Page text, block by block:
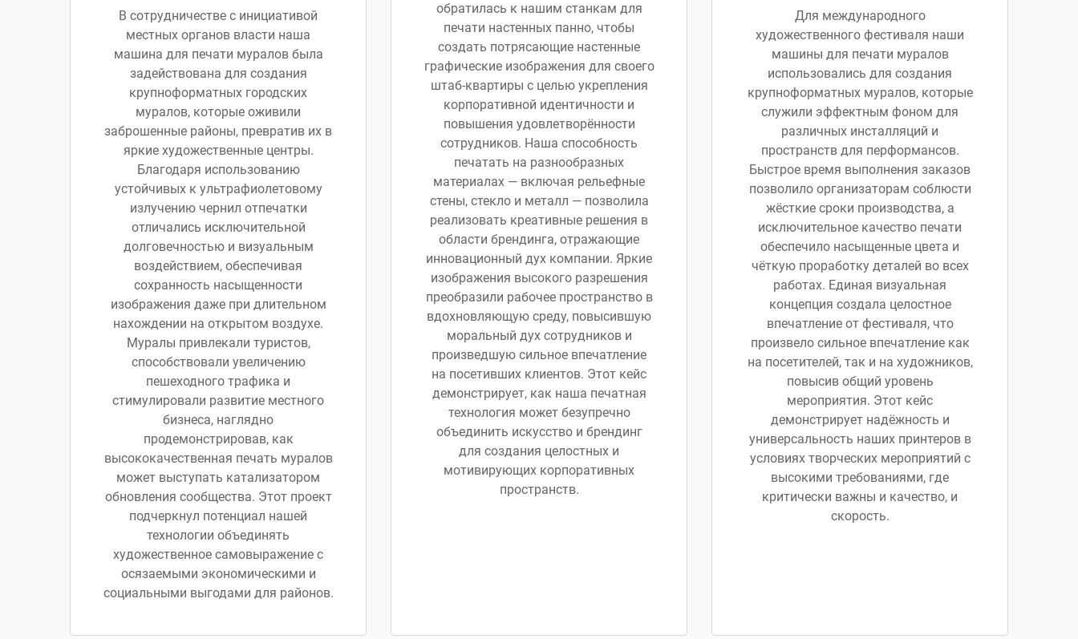
В сотрудничестве с инициативой
местных органов власти наша
машина для печати муралов была
задействована для создания
крупноформатных городских
муралов, которые оживили
заброшенные районы, превратив их в
яркие художественные центры.
Благодаря использованию
устойчивых к ультрафиолетовому
излучению чернил отпечатки
отличались исключительной
долговечностью и визуальным
воздействием, обеспечивая
сохранность насыщенности
изображения даже при длительном
нахождении на открытом воздухе.
Муралы привлекали туристов,
способствовали увеличению
пешеходного трафика и
стимулировали развитие местного
бизнеса, наглядно
продемонстрировав, как
высококачественная печать муралов
может выступать катализатором
обновления сообщества. Этот проект
подчеркнул потенциал нашей
технологии объединять
художественное самовыражение с
осязаемыми экономическими и
социальными выгодами для районов.
обратилась к нашим станкам для
печати настенных панно, чтобы
создать потрясающие настенные
графические изображения для своего
штаб-квартиры с целью укрепления
корпоративной идентичности и
повышения удовлетворённости
сотрудников. Наша способность
печатать на разнообразных
материалах — включая рельефные
стены, стекло и металл — позволила
реализовать креативные решения в
области брендинга, отражающие
инновационный дух компании. Яркие
изображения высокого разрешения
преобразили рабочее пространство в
вдохновляющую среду, повысившую
моральный дух сотрудников и
произведшую сильное впечатление
на посетивших клиентов. Этот кейс
демонстрирует, как наша печатная
технология может безупречно
объединить искусство и брендинг
для создания целостных и
мотивирующих корпоративных
пространств.
Для международного
художественного фестиваля наши
машины для печати муралов
использовались для создания
крупноформатных муралов, которые
служили эффектным фоном для
различных инсталляций и
пространств для перформансов.
Быстрое время выполнения заказов
позволило организаторам соблюсти
жёсткие сроки производства, а
исключительное качество печати
обеспечило насыщенные цвета и
чёткую проработку деталей во всех
работах. Единая визуальная
концепция создала целостное
впечатление от фестиваля, что
произвело сильное впечатление как
на посетителей, так и на художников,
повысив общий уровень
мероприятия. Этот кейс
демонстрирует надёжность и
универсальность наших принтеров в
условиях творческих мероприятий с
высокими требованиями, где
критически важны и качество, и
скорость.